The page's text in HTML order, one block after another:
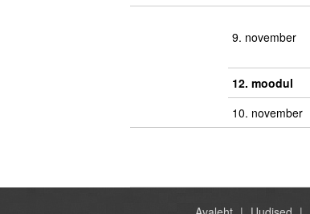
9. november
12. moodul
10. november